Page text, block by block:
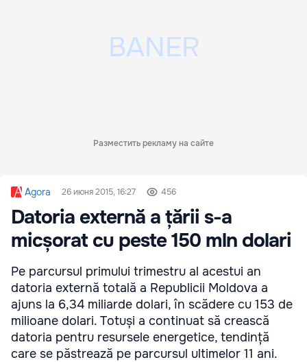
Разместить рекламу на сайте
Agora 26 июня 2015, 16:27 456
Datoria externă a țării s-a
micșorat cu peste 150 mln dolari
Pe parcursul primului trimestru al acestui an
datoria externă totală a Republicii Moldova a
ajuns la 6,34 miliarde dolari, în scădere cu 153 de
milioane dolari. Totuși a continuat să crească
datoria pentru resursele energetice, tendință
care se păstrează pe parcursul ultimelor 11 ani.